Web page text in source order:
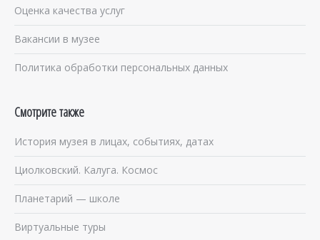
Оценка качества услуг
Вакансии в музее
Политика обработки персональных данных
Смотрите также
История музея в лицах, событиях, датах
Циолковский. Калуга. Космос
Планетарий — школе
Виртуальные туры